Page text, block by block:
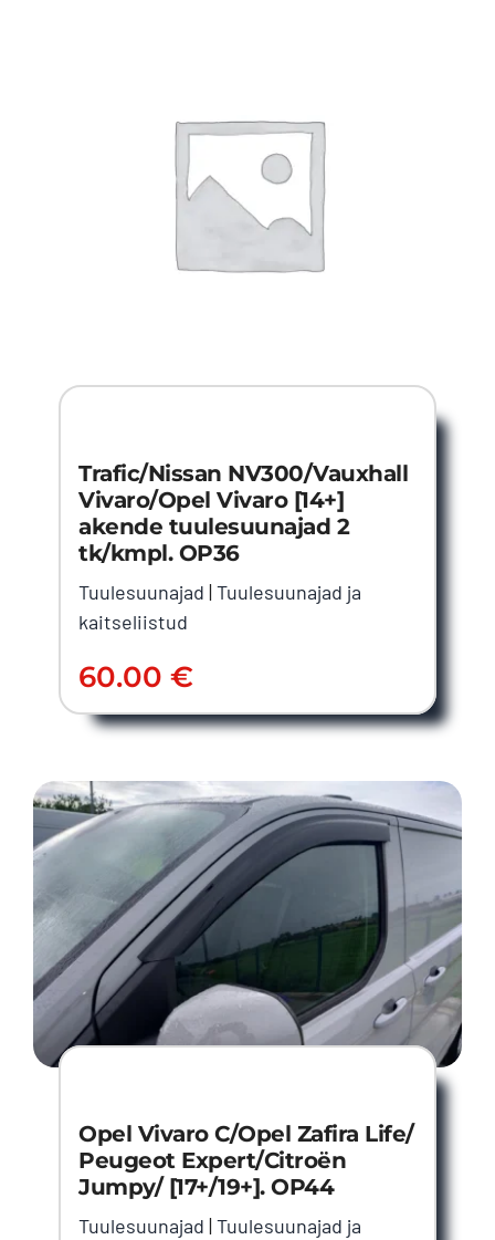
Trafic/Nissan NV300/Vauxhall
Vivaro/Opel Vivaro [14+]
akende tuulesuunajad 2
tk/kmpl. OP36
Tuulesuunajad |Tuulesuunajad ja
kaitseliistud
60.00€
Opel Vivaro C/Opel Zafira Life/
Peugeot Expert/Citroën
Jumpy/ [17+/19+]. OP44
Tuulesuunajad |Tuulesuunajad ja